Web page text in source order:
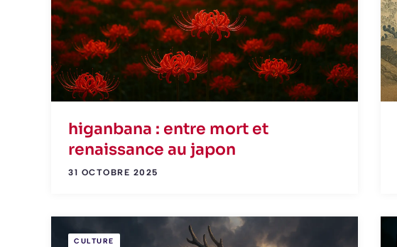
higanbana : entre mort et
renaissance au japon
31 OCTOBRE 2025
CULTURE